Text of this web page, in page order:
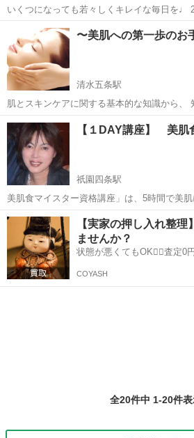
いくつになっても若々しくキレイな毎日を♩
『健康』をテーマとしたコミュニティーサー
を立ち上げます♩ 定期的な交流を通じて美意識を健康意識を上げる活
動を行なっていけた...
京都市 スキンケア クラブ
〜美肌への第一歩のお
清水五条駅
肌とスキンケアに関する基本的な知識から、
報をご紹介。 ＊個人レッスン 2h ¥3,500〜 <<スキンケア講座>> お肌
にお悩みの方、美容に興
京都 京都市 清水五条駅 スキンケ
【１DAY講座】 美肌
祇園四条駅
美肌食マイスター資格講座」は、5時間で美
膚の構造や肌荒れの原因など具体的に学ぶこ
講座ポイント☆ この食べ物は肌に良い。この
考えて食べている人は本当...
京都 京都市 祇園四条駅 スキンケ
【実家の押し入れ整理
ませんか？
状態が悪くてもOK🙆‍♀️査定0
COYASH
全20件中 1-20件表